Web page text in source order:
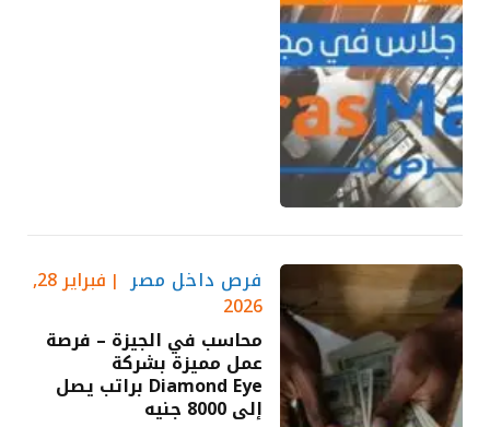
فرص داخل مصر فبراير 28,
2026
محاسب في الجيزة – فرصة
عمل مميزة بشركة
Diamond Eye براتب يصل
إلى 8000 جنيه